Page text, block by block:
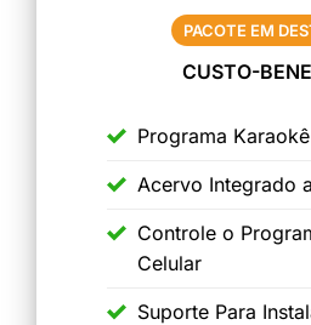
PACOTE EM
CUSTO-
Programa
Acervo Integrado
Controle o
Celular
Suporte Para